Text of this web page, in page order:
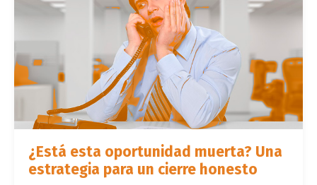
¿Está esta oportunidad muerta? Una
estrategia para un cierre honesto